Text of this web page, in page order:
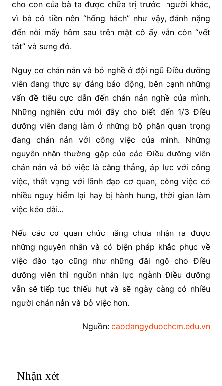
cho con của bà ta được chữa trị trước người khác,
vì bà có tiền nên “hống hách” như vậy, đánh nặng
đến nỗi mấy hôm sau trên mặt cô ấy vẫn còn “vết
tát” và sưng đỏ.
Nguy cơ chán nản và bỏ nghề ở đội ngũ Điều dưỡng
viên đang thực sự đáng báo động, bên cạnh những
vấn đề tiêu cực dẫn đến chán nản nghề của mình.
Những nghiên cứu mới đây cho biết đến 1/3 Điều
dưỡng viên đang làm ở những bộ phận quan trọng
đang chán nản với công việc của mình. Những
nguyên nhân thường gặp của các Điều dưỡng viên
chán nản và bỏ việc là căng thẳng, áp lực với công
việc, thất vọng với lãnh đạo cơ quan, công việc có
nhiều nguy hiểm lại hay bị hành hung, thời gian làm
việc kéo dài…
Nếu các cơ quan chức năng chưa nhận ra được
những nguyên nhân và có biện pháp khắc phục về
việc đào tạo cũng như những đãi ngộ cho Điều
dưỡng viên thì nguồn nhân lực ngành Điều dưỡng
vẫn sẽ tiếp tục thiếu hụt và sẽ ngày càng có nhiều
người chán nản và bỏ việc hơn.
Nguồn:caodangyduochcm.edu.vn
Nhận xét